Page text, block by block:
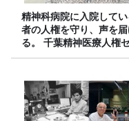
精神科病院に入院して
者の人権を守り、声を
る。 千葉精神医療人権
ーの取り組み